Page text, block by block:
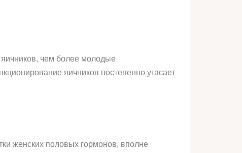
чем более молодые
яичников постепенно угасает
женских половых гормонов, вполне